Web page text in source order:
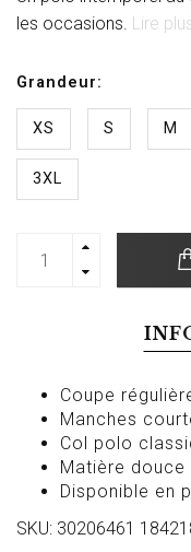
les occasions. Lire
Grandeur:
XS S M
3XL
Coupe
Manches
Col polo
Matière
Disponible en
SKU: 30206461